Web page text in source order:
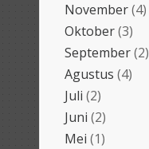
November(4)
Oktober(3)
September(2)
Agustus (4)
Juli (2)
Juni (2)
Mei (1)